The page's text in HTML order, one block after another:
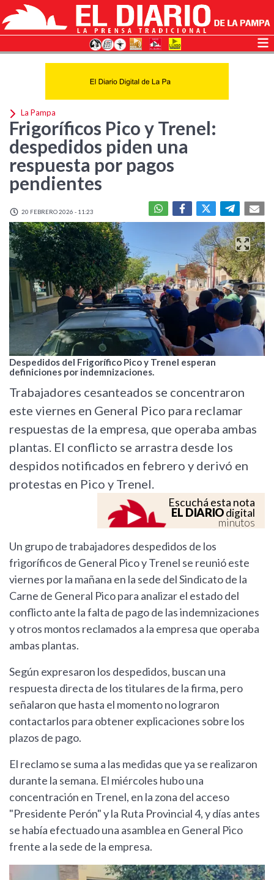
La Pampa
Frigoríficos Pico y Trenel:
despedidos piden una
respuesta por pagos
pendientes
20 FEBRERO 2026 - 11:23
Despedidos del Frigorífico Pico y Trenel esperan
definiciones por indemnizaciones.
Trabajadores cesanteados se concentraron
este viernes en General Pico para reclamar
respuestas de la empresa, que operaba ambas
plantas. El conflicto se arrastra desde los
despidos notificados en febrero y derivó en
protestas en Pico y Trenel.
Escuchá esta nota
EL DIARIOdigital
minutos
Un grupo de trabajadores despedidos de los
frigoríficos de General Pico y Trenel se reunió este
viernes por la mañana en la sede del Sindicato de la
Carne de General Pico para analizar el estado del
conflicto ante la falta de pago de las indemnizaciones
y otros montos reclamados a la empresa que operaba
ambas plantas.
Según expresaron los despedidos, buscan una
respuesta directa de los titulares de la firma, pero
señalaron que hasta el momento no lograron
contactarlos para obtener explicaciones sobre los
plazos de pago.
El reclamo se suma a las medidas que ya se realizaron
durante la semana. El miércoles hubo una
concentración en Trenel, en la zona del acceso
"Presidente Perón" y la Ruta Provincial 4, y días antes
se había efectuado una asamblea en General Pico
frente a la sede de la empresa.